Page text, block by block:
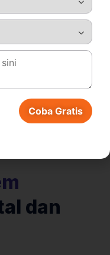
laporan.
siap sedia,
yang kami
dan
Coba Gratis